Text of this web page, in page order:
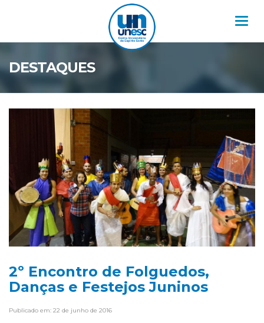
DESTAQUES
2º Encontro de Folguedos,
Danças e Festejos Juninos
Publicado em: 22 de junho de 2016